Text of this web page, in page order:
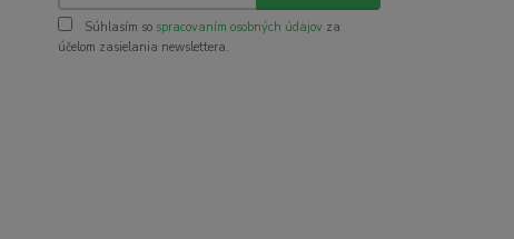
Súhlasím so spracovaním osobných údajov za
účelom zasielania newslettera.